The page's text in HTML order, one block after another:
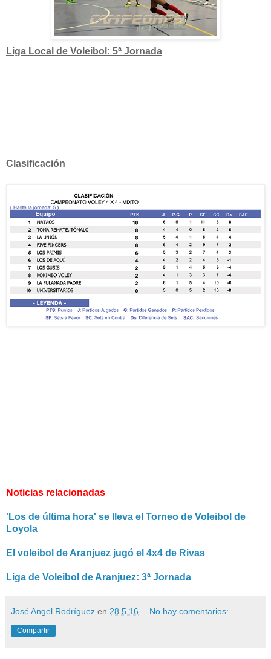
Liga Local de Voleibol: 5ª Jornada
Clasificación
Noticias relacionadas
'Los de última hora' se lleva el Torneo de Voleibol de
Loyola
El voleibol de Aranjuez jugó el 4x4 de Rivas
Liga de Voleibol de Aranjuez: 3ª Jornada
José Angel Rodríguez en 28.5.16 No hay comentarios:
Compartir